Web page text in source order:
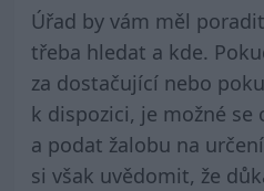
Úřad by vám měl
třeba hledat a kde.
za dostačující nebo
k dispozici, je možné
a podat žalobu na
si však uvědomit, že